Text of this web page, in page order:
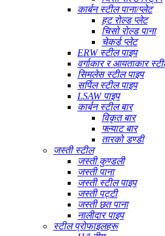
कार्बन स्टील पाना/प्लेट
हट रोल्ड प्लेट
चिसो रोल्ड पाना
चेकर्ड प्लेट
ERW स्टील पाइप
वर्गाकार र आयताकार
सिमलेस स्टील पाइप
सर्पिल स्टील पाइप
LSAW पाइप
कार्बन स्टील बार
विकृत बार
फ्ल्याट बार
तारको डण्डी
जस्ती स्टील
जस्ती कुण्डली
जस्ती पाना
जस्ती स्टील पाइप
जस्ती पट्टी
जस्ती छत पाना
नालीदार पाइप
स्टील प्रोफाइलहरू